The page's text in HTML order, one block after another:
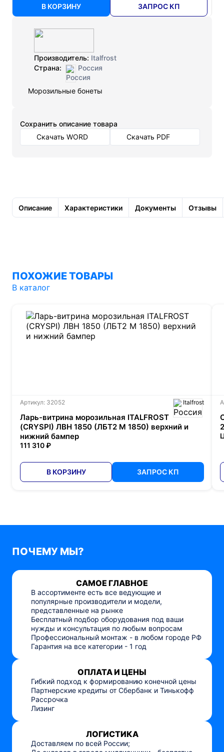
В КОРЗИНУ ЗАПРОС КП
Производитель: Italfrost
Страна:
Россия
Морозильные бонеты
Cохранить описание товара
Скачать WORD
Скачать PDF
Описание Характеристики Документы Отзывы
ПОХОЖИЕ ТОВАРЫ
В каталог
Артикул: 32052 Italfrost
Ларь-витрина морозильная ITALFROST
(CRYSPI) ЛВН 1850 (ЛБТ2 М 1850) верхний и
нижний бампер
111 310 ₽
В КОРЗИНУ ЗАПРОС КП
ПОЧЕМУ МЫ?
САМОЕ ГЛАВНОЕ
В ассортименте есть все ведующие и
популярные производители и модели,
представленные на рынке
Бесплатный подбор оборудования под ваши
нужды и консультация по любым вопросам
Профессиональный монтаж - в любом городе РФ
Гарантия на все категории - 1 год
ОПЛАТА И ЦЕНЫ
Гибкий подход к формированию конечной цены
Партнерские кредиты от Сбербанк и Тинькофф
Рассрочка
Лизинг
ЛОГИСТИКА
Доставляем по всей России;